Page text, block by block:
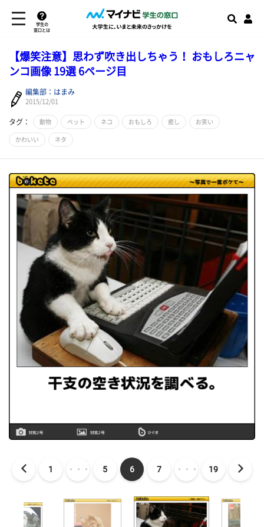
学生の
窓口とは
【爆笑注意】思わず吹き出しちゃう！ おもしろニャ
ンコ画像 19選 6ページ目
編集部：はまみ
2015/12/01
タグ： 動物 ペット ネコ おもしろ 癒し お笑い
かわいい ネタ
1 ・・・ 5 6 7 ・・・ 19